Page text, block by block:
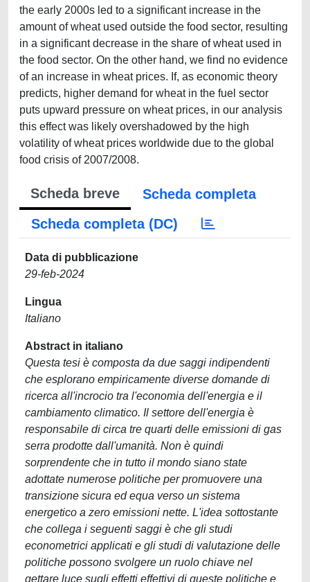
the early 2000s led to a significant increase in the
amount of wheat used outside the food sector, resulting
in a significant decrease in the share of wheat used in
the food sector. On the other hand, we find no evidence
of an increase in wheat prices. If, as economic theory
predicts, higher demand for wheat in the fuel sector
puts upward pressure on wheat prices, in our analysis
this effect was likely overshadowed by the high
volatility of wheat prices worldwide due to the global
food crisis of 2007/2008.
Scheda breve
Scheda completa
Scheda completa (DC)
Data di pubblicazione
29-feb-2024
Lingua
Italiano
Abstract in italiano
Questa tesi è composta da due saggi indipendenti
che esplorano empiricamente diverse domande di
ricerca all'incrocio tra l'economia dell'energia e il
cambiamento climatico. Il settore dell'energia è
responsabile di circa tre quarti delle emissioni di gas
serra prodotte dall'umanità. Non è quindi
sorprendente che in tutto il mondo siano state
adottate numerose politiche per promuovere una
transizione sicura ed equa verso un sistema
energetico a zero emissioni nette. L'idea sottostante
che collega i seguenti saggi è che gli studi
econometrici applicati e gli studi di valutazione delle
politiche possono svolgere un ruolo chiave nel
gettare luce sugli effetti effettivi di queste politiche e